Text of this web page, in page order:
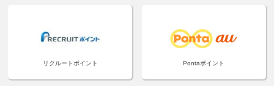
リクルートポイント Pontaポイント